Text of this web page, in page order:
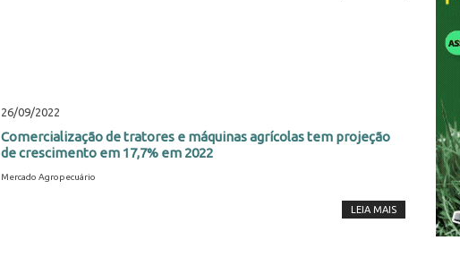
26/09/2022
Comercialização de tratores e máquinas agrícolas tem projeção
de crescimento em 17,7% em 2022
Mercado Agropecuário
LEIA MAIS